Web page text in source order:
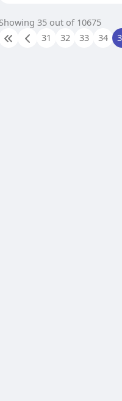
ားကစားကွင်းများကို စန
က်တွန်းခဲ့သည်။
န်ကုန်အနောက်ပိုင်းတက္ကသိုလ်
35 out of 10675
31
32 33 34